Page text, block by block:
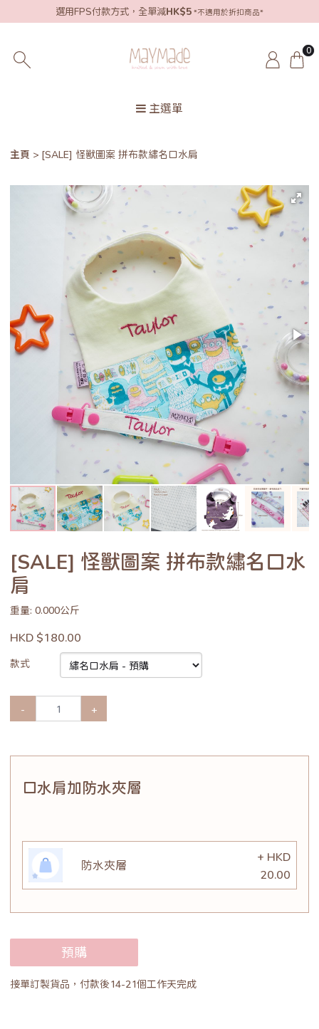
選用FPS付款方式，全單減HK$5 *不適用於折扣商品*
0
主選單
主頁 [SALE] 怪獸圖案 拼布款繡名口水肩
[SALE] 怪獸圖案 拼布款繡名口水
肩
重量: 0.000公斤
HKD $180.00
款式
- +
口水肩加防水夾層
防水夾層
+ HKD
20.00
預購
接單訂製貨品，付款後14-21個工作天完成